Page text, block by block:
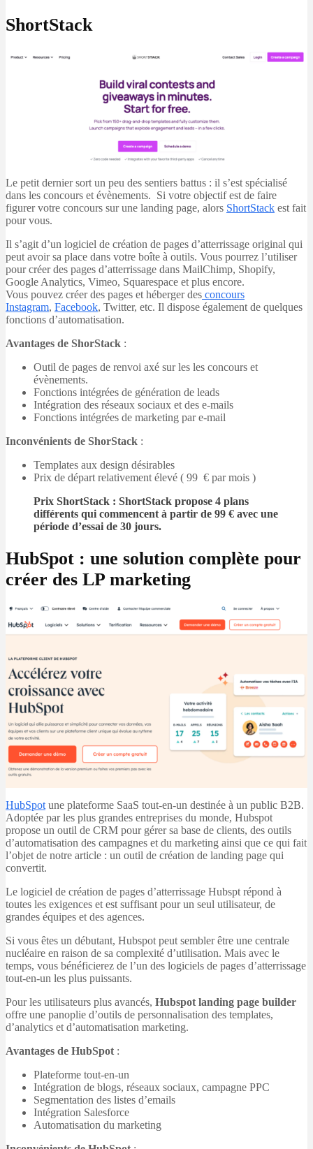
ShortStack
Le petit dernier sort un peu des sentiers battus : il s’est spécialisé
dans les concours et évènements. Si votre objectif est de faire
figurer votre concours sur une landing page, alors ShortStack est fait
pour vous.
Il s’agit d’un logiciel de création de pages d’atterrissage original qui
peut avoir sa place dans votre boîte à outils. Vous pourrez l’utiliser
pour créer des pages d’atterrissage dans MailChimp, Shopify,
Google Analytics, Vimeo, Squarespace et plus encore.
Vous pouvez créer des pages et héberger des concours
Instagram, Facebook, Twitter, etc. Il dispose également de quelques
fonctions d’automatisation.
Avantages de ShorStack :
Outil de pages de renvoi axé sur les les concours et
évènements.
Fonctions intégrées de génération de leads
Intégration des réseaux sociaux et des e-mails
Fonctions intégrées de marketing par e-mail
Inconvénients de ShorStack :
Templates aux design désirables
Prix de départ relativement élevé ( 99 € par mois )
Prix ShоrtЅtасk : ShоrtЅtасk propose 4 plans
différents qui commencent à partir de 99 € avec une
période d’essai de 30 jours.
HubSpot : une solution complète pour
créer des LP marketing
НubЅроt une plateforme SaaS tout-en-un destinée à un public B2B.
Adoptée par les plus grandes entreprises du monde, Hubspot
propose un outil de CRM pour gérer sa base de clients, des outils
d’automatisation des campagnes et du marketing ainsi que ce qui fait
l’objet de notre article : un outil de création de landing page qui
convertit.
Le logiciel de création de pages d’atterrissage Hubspt répond à
toutes les exigences et est suffisant pour un seul utilisateur, de
grandes équipes et des agences.
Si vous êtes un débutant, Hubspot peut sembler être une centrale
nucléaire en raison de sa complexité d’utilisation. Mais avec le
temps, vous bénéficierez de l’un des logiciels de pages d’atterrissage
tout-en-un les plus puissants.
Pour les utilisateurs plus avancés, Hubspot landing page builder
offre une panoplie d’outils de personnalisation des templates,
d’analytics et d’automatisation marketing.
Avantages de HubSpot :
Plateforme tout-en-un
Intégration de blogs, réseaux sociaux, campagne PPC
Segmentation des listes d’emails
Intégration Salesforce
Automatisation du marketing